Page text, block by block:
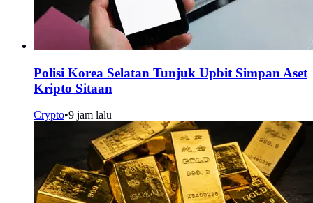
Polisi Korea Selatan Tunjuk Upbit Simpan Aset
Kripto Sitaan
Crypto•9 jam lalu